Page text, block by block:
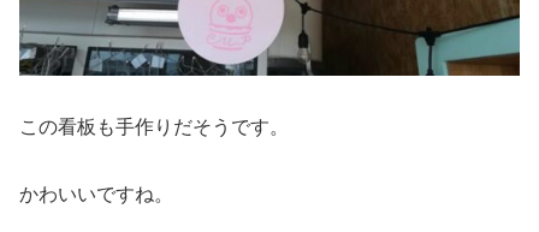
この看板も手作りだそうです。
かわいいですね。